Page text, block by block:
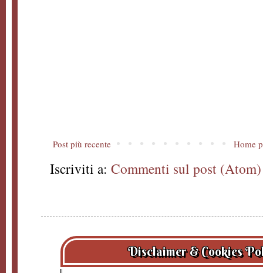
Post più recente Home
Iscriviti a: Commenti sul post (Atom)
Disclaimer & Cookies